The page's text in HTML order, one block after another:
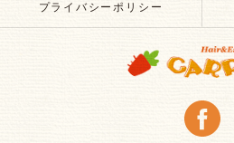
プライバシーポリシー